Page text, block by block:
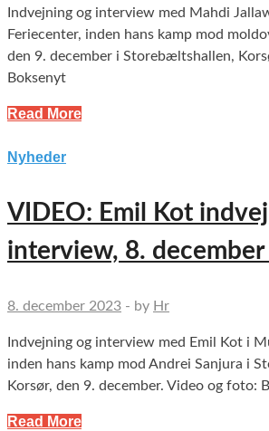
Indvejning og interview med Mahdi
Feriecenter, inden hans kamp mod
den 9. december i Storebæltshallen,
Boksenyt
Read More
Nyheder
VIDEO: Emil Kot
interview, 8.
8. december 2023 - by Hr
Indvejning og interview med Emil Kot i
inden hans kamp mod Andrei Sanjura i
Korsør, den 9. december. Video og foto:
Read More